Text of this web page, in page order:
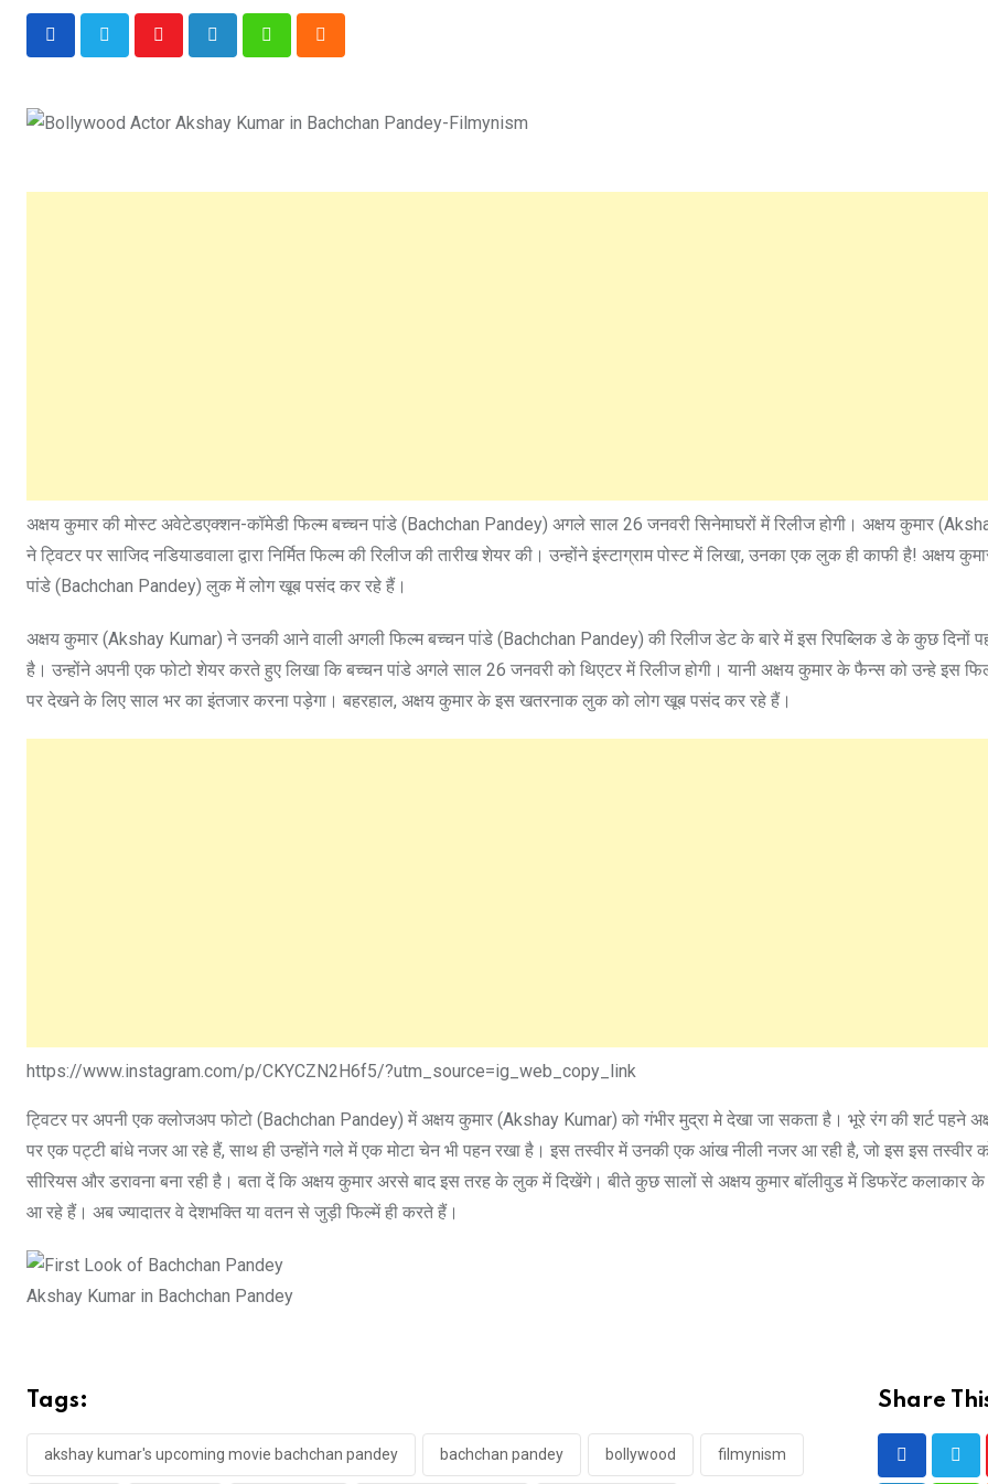
Youtube LinkedIn WhatsappCloud
अक्षय कुमार की मोस्ट अवेटेडएक्शन-कॉमेडी फिल्म बच्चन पांडे (Bachchan Pandey) अगले साल 26 जनवरी सिनेमाघरों में रिलीज होगी। अक्षय कुमार
ने ट्विटर पर साजिद नडियाडवाला द्वारा निर्मित फिल्म की रिलीज की तारीख शेयर की। उन्होंने इंस्टाग्राम पोस्ट में लिखा, उनका एक लुक ही काफी है! अक्षय
पांडे (Bachchan Pandey) लुक में लोग खूब पसंद कर रहे हैं।
अक्षय कुमार (Akshay Kumar) ने उनकी आने वाली अगली फिल्म बच्चन पांडे (Bachchan Pandey) की रिलीज डेट के बारे में इस रिपब्लिक डे के कुछ दिनों
है। उन्होंने अपनी एक फोटो शेयर करते हुए लिखा कि बच्चन पांडे अगले साल 26 जनवरी को थिएटर में रिलीज होगी। यानी अक्षय कुमार के फैन्स को उन्हे इस
पर देखने के लिए साल भर का इंतजार करना पड़ेगा। बहरहाल, अक्षय कुमार के इस खतरनाक लुक को लोग खूब पसंद कर रहे हैं।
https://www.instagram.com/p/CKYCZN2H6f5/?utm_source=ig_web_copy_link
ट्विटर पर अपनी एक क्लोजअप फोटो (Bachchan Pandey) में अक्षय कुमार (Akshay Kumar) को गंभीर मुद्रा मे देखा जा सकता है। भूरे रंग की शर्ट पहने
पर एक पट्टी बांधे नजर आ रहे हैं, साथ ही उन्होंने गले में एक मोटा चेन भी पहन रखा है। इस तस्वीर में उनकी एक आंख नीली नजर आ रही है, जो इस इस तस्वीर
सीरियस और डरावना बना रही है। बता दें कि अक्षय कुमार अरसे बाद इस तरह के लुक में दिखेंगे। बीते कुछ सालों से अक्षय कुमार बाॅलीवुड में डिफरेंट कलाकार
आ रहे हैं। अब ज्यादातर वे देशभक्ति या वतन से जुड़ी फिल्में ही करते हैं।
Akshay Kumar in Bachchan Pandey
Tags:
akshay kumar's upcoming movie bachchan pandey bachchan pandey bollywood filmynism
Share